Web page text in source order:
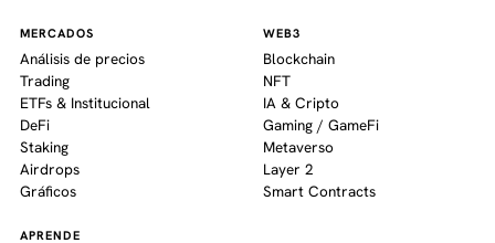
MERCADOS
Análisis de precios
Trading
ETFs & Institucional
DeFi
Staking
Airdrops
Gráficos
WEB3
Blockchain
NFT
IA & Cripto
Gaming / GameFi
Metaverso
Layer 2
Smart Contracts
APRENDE